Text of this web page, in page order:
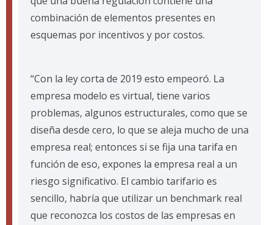
combinación de elementos presentes en
esquemas por incentivos y por costos.
“Con la ley corta de 2019 esto empeoró. La
empresa modelo es virtual, tiene varios
problemas, algunos estructurales, como que se
diseña desde cero, lo que se aleja mucho de una
empresa real; entonces si se fija una tarifa en
función de eso, expones la empresa real a un
riesgo significativo. El cambio tarifario es
sencillo, habría que utilizar un benchmark real
que reconozca los costos de las empresas en